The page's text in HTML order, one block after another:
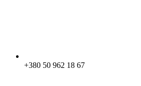
+380 50 962 18 67